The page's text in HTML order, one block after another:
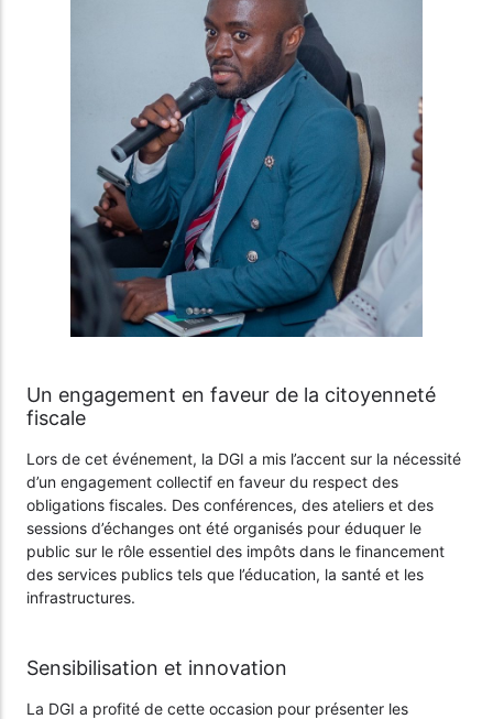
Un engagement en faveur de la citoyenneté
fiscale
Lors de cet événement, la DGI a mis l’accent sur la nécessité
d’un engagement collectif en faveur du respect des
obligations fiscales. Des conférences, des ateliers et des
sessions d’échanges ont été organisés pour éduquer le
public sur le rôle essentiel des impôts dans le financement
des services publics tels que l’éducation, la santé et les
infrastructures.
Sensibilisation et innovation
La DGI a profité de cette occasion pour présenter les